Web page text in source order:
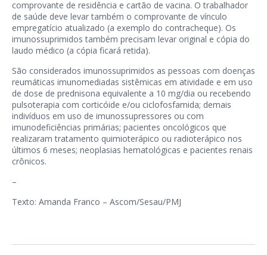
comprovante de residência e cartão de vacina. O trabalhador
de saúde deve levar também o comprovante de vínculo
empregatício atualizado (a exemplo do contracheque). Os
imunossuprimidos também precisam levar original e cópia do
laudo médico (a cópia ficará retida).
São considerados imunossuprimidos as pessoas com doenças
reumáticas imunomediadas sistêmicas em atividade e em uso
de dose de prednisona equivalente a 10 mg/dia ou recebendo
pulsoterapia com corticóide e/ou ciclofosfamida; demais
indivíduos em uso de imunossupressores ou com
imunodeficiências primárias; pacientes oncológicos que
realizaram tratamento quimioterápico ou radioterápico nos
últimos 6 meses; neoplasias hematológicas e pacientes renais
crônicos.
–
Texto: Amanda Franco – Ascom/Sesau/PMJ